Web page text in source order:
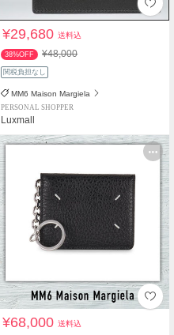
¥29,680送料込
38%OFF ¥48,000
関税負担なし
MM6 Maison Margiela
PERSONAL SHOPPER
Luxmall
¥68,000送料込